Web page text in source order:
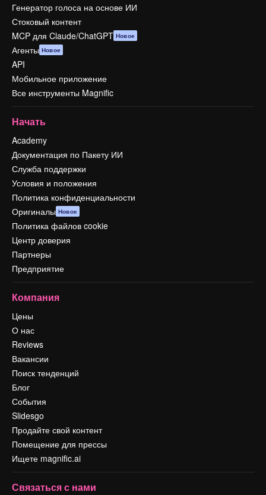
Генератор голоса на основе ИИ
Стоковый контент
MCP для Claude/ChatGPT Новое
Агенты Новое
API
Мобильное приложение
Все инструменты Magnific
Начать
Academy
Документация по Пакету ИИ
Служба поддержки
Условия и положения
Политика конфиденциальности
Оригиналы Новое
Политика файлов cookie
Центр доверия
Партнеры
Предприятие
Компания
Цены
О нас
Reviews
Вакансии
Поиск тенденций
Блог
События
Slidesgo
Продайте свой контент
Помещение для прессы
Ищете magnific.ai
Связаться с нами